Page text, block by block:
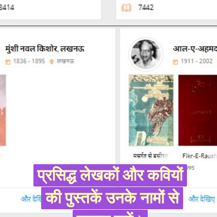
प्रसिद्ध लेखकों और कवियों
की पुस्तकें उनके नामों से
प्रसिद्ध लेखकों और कवियों
की पुस्तकें उनके नामों से